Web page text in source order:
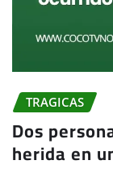
TRAGICAS
Dos
herida en